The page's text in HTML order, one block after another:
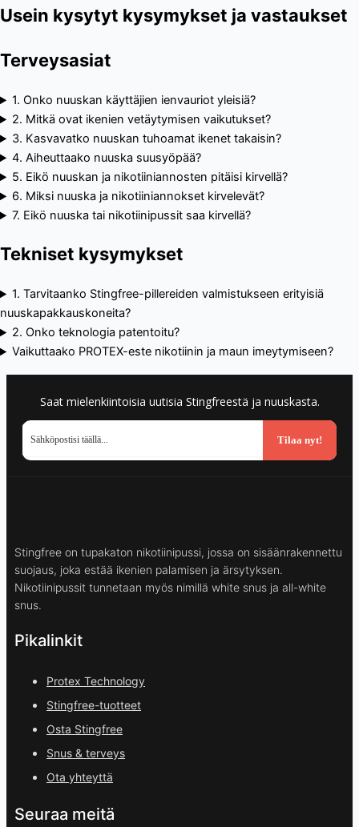
Usein kysytyt kysymykset ja vastaukset
Terveysasiat
1. Onko nuuskan käyttäjien ienvauriot yleisiä?
2. Mitkä ovat ikenien vetäytymisen vaikutukset?
3. Kasvavatko nuuskan tuhoamat ikenet takaisin?
4. Aiheuttaako nuuska suusyöpää?
5. Eikö nuuskan ja nikotiiniannosten pitäisi kirvellä?
6. Miksi nuuska ja nikotiiniannokset kirvelevät?
7. Eikö nuuska tai nikotiinipussit saa kirvellä?
Tekniset kysymykset
1. Tarvitaanko Stingfree-pillereiden valmistukseen erityisiä
nuuskapakkauskoneita?
2. Onko teknologia patentoitu?
Vaikuttaako PROTEX-este nikotiinin ja maun imeytymiseen?
Saat mielenkiintoisia uutisia Stingfreestä ja nuuskasta.
Tilaa nyt!
Stingfree on tupakaton nikotiinipussi, jossa on sisäänrakennettu
suojaus, joka estää ikenien palamisen ja ärsytyksen.
Nikotiinipussit tunnetaan myös nimillä white snus ja all-white
snus.
Pikalinkit
Protex Technology
Stingfree-tuotteet
Osta Stingfree
Snus & terveys
Ota yhteyttä
Seuraa meitä